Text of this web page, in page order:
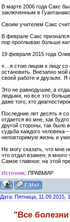
В марте 2006 года Сакс
заключенным в
Своим учителем Сакс
В феврале Сакс
пор проплываю больше
19 февраля 2015 года
«…я стою лицом к лицу со
остановить. Внезапно мой
своей работе и друзьях.
Это не равнодушие, а
людьми, но все это
даже того, кто
Последние лет десять я
отдается во мне, как
другой стороны, так было
судьба каждого человека
неповторимую жизнь и
Не могу сказать, что мне
что отдал взамен; я
Самое главное: на этой
Источник: ПРАВМИР
Дата: Пятница, 11.09.2015,
"Все